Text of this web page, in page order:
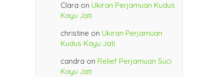
Clara on Ukiran Perjamuan Kudus
Kayu Jati
christine on Ukiran Perjamuan
Kudus Kayu Jati
candra on Relief Perjamuan Suci
Kayu Jati